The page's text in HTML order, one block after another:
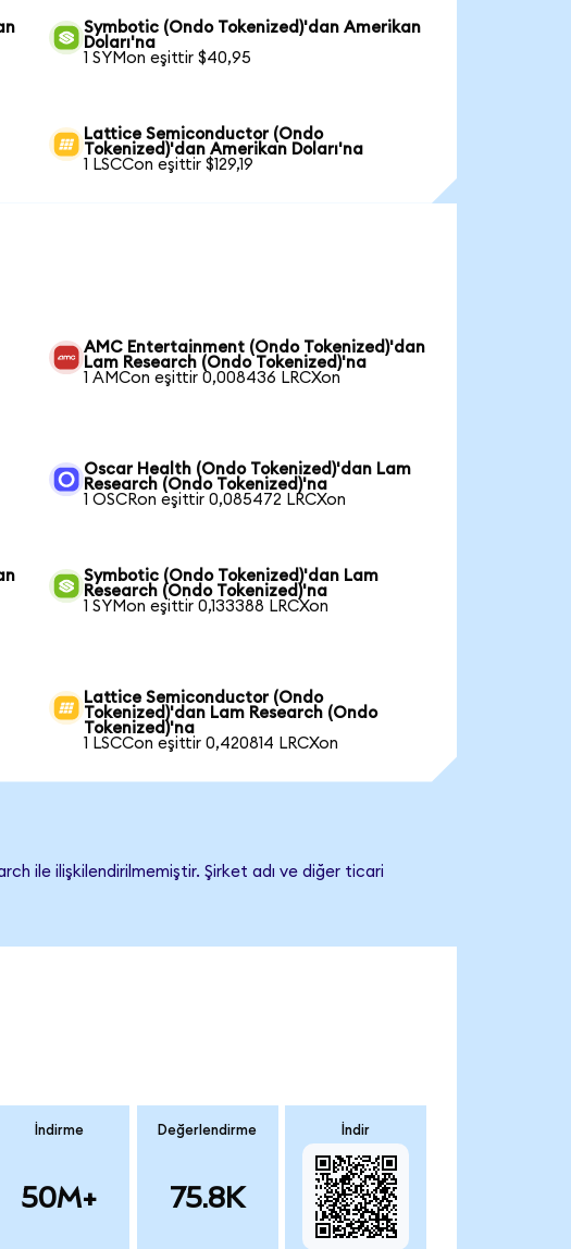
Symbotic (Ondo Tokenized)'dan Amerikan
Doları'na
1 SYMon eşittir $40,95
Lattice Semiconductor (Ondo
Tokenized)'dan Amerikan Doları'na
1 LSCCon eşittir $129,19
AMC Entertainment (Ondo Tokenized)'dan
Lam Research (Ondo Tokenized)'na
1 AMCon eşittir 0,008436 LRCXon
Oscar Health (Ondo Tokenized)'dan Lam
Research (Ondo Tokenized)'na
1 OSCRon eşittir 0,085472 LRCXon
Symbotic (Ondo Tokenized)'dan Lam
Research (Ondo Tokenized)'na
1 SYMon eşittir 0,133388 LRCXon
Lattice Semiconductor (Ondo
Tokenized)'dan Lam Research (Ondo
Tokenized)'na
1 LSCCon eşittir 0,420814 LRCXon
ile ilişkilendirilmemiştir. Şirket adı ve diğer ticari
İndirme
50M+
Değerlendirme
75.8K
İndir